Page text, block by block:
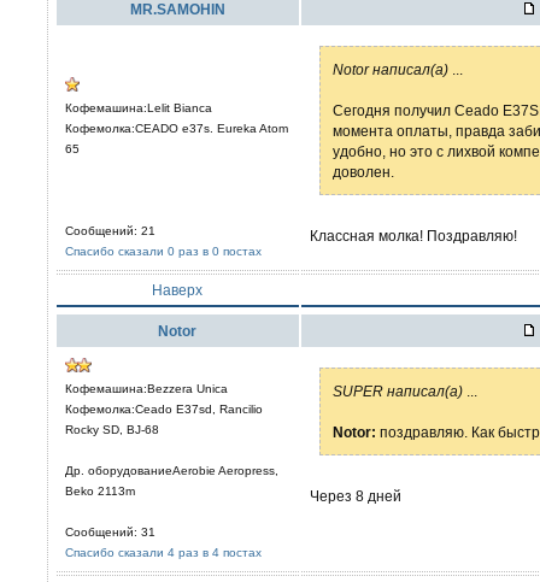
MR.SAMOHIN
Кофемашина:Lelit Bianca
Кофемолка:CEADO e37s. Eureka Atom
65
Сообщений: 21
Спасибо сказали 0 раз в 0 постах
Notor написал(а)
Сегодня получил Ceado
момента оплаты, правда
удобно, но это с лихвой
доволен.
Классная молка! Поздравляю!
Наверх
Notor
Кофемашина:Bezzera Unica
Кофемолка:Ceado E37sd, Rancilio
Rocky SD, BJ-68
Др. оборудованиеAerobie Aeropress,
Beko 2113m
Сообщений: 31
Спасибо сказали 4 раз в 4 постах
SUPER написал(а)
Notor: поздравляю. Как
Через 8 дней